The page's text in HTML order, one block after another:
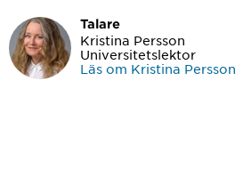
Talare
Kristina Persson
Universitetslektor
Läs om Kristina Persson